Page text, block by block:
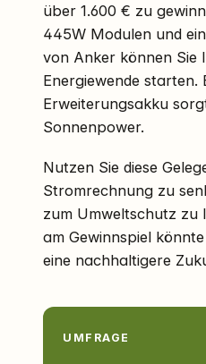
über 1.600 € zu
445W Modulen und
von Anker können Sie
Energiewende starten.
Erweiterungsakku
Sonnenpower.
Nutzen Sie diese
Stromrechnung zu
zum Umweltschutz zu
am Gewinnspiel
eine nachhaltigere
UMFRAGE